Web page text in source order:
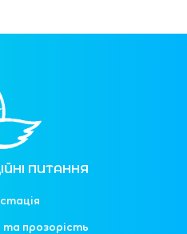
ПИТАННЯ
та прозорість